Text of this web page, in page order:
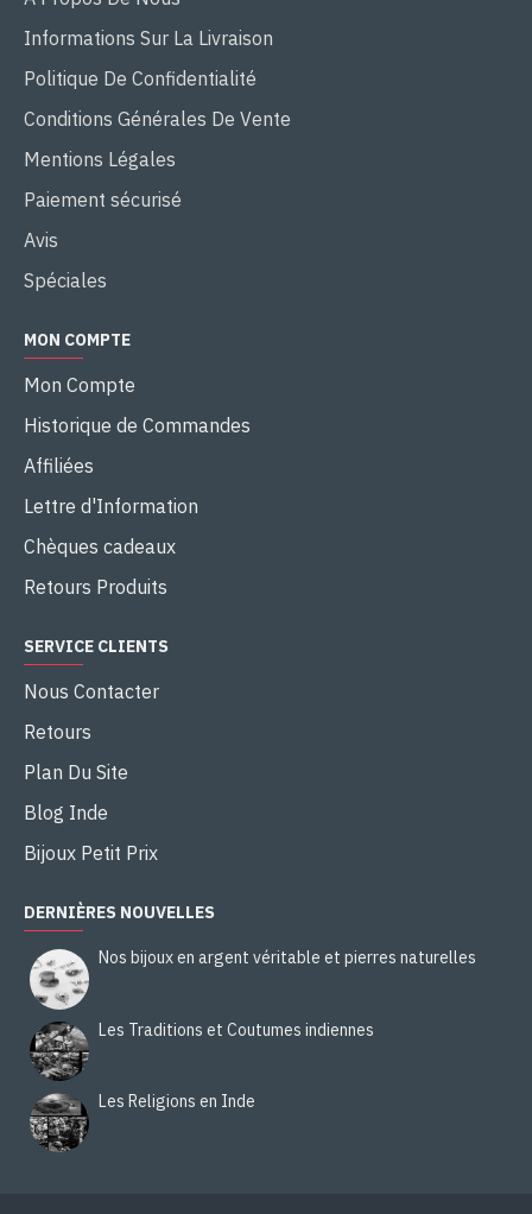
Informations Sur La Livraison
Politique De Confidentialité
Conditions Générales De Vente
Mentions Légales
Paiement sécurisé
Avis
Spéciales
MON COMPTE
Mon Compte
Historique de Commandes
Affiliées
Lettre d'Information
Chèques cadeaux
Retours Produits
SERVICE CLIENTS
Nous Contacter
Retours
Plan Du Site
Blog Inde
Bijoux Petit Prix
DERNIÈRES NOUVELLES
Nos bijoux en argent véritable et pierres naturelles
Les Traditions et Coutumes indiennes
Les Religions en Inde